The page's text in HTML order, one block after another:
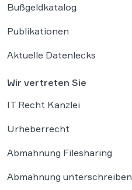
Bußgeldkatalog
Publikationen
Aktuelle Datenlecks
Wir vertreten Sie
IT Recht Kanzlei
Urheberrecht
Abmahnung Filesharing
Abmahnung unterschreiben